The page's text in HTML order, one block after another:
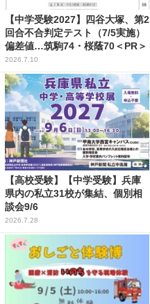
【中学受験2027】四谷大塚、第2
回合不合判定テスト（7/5実施）
偏差値…筑駒74・桜蔭70＜PR＞
2026.7.10
【高校受験】【中学受験】兵庫
県内の私立31校が集結、個別相
談会9/6
2026.7.28